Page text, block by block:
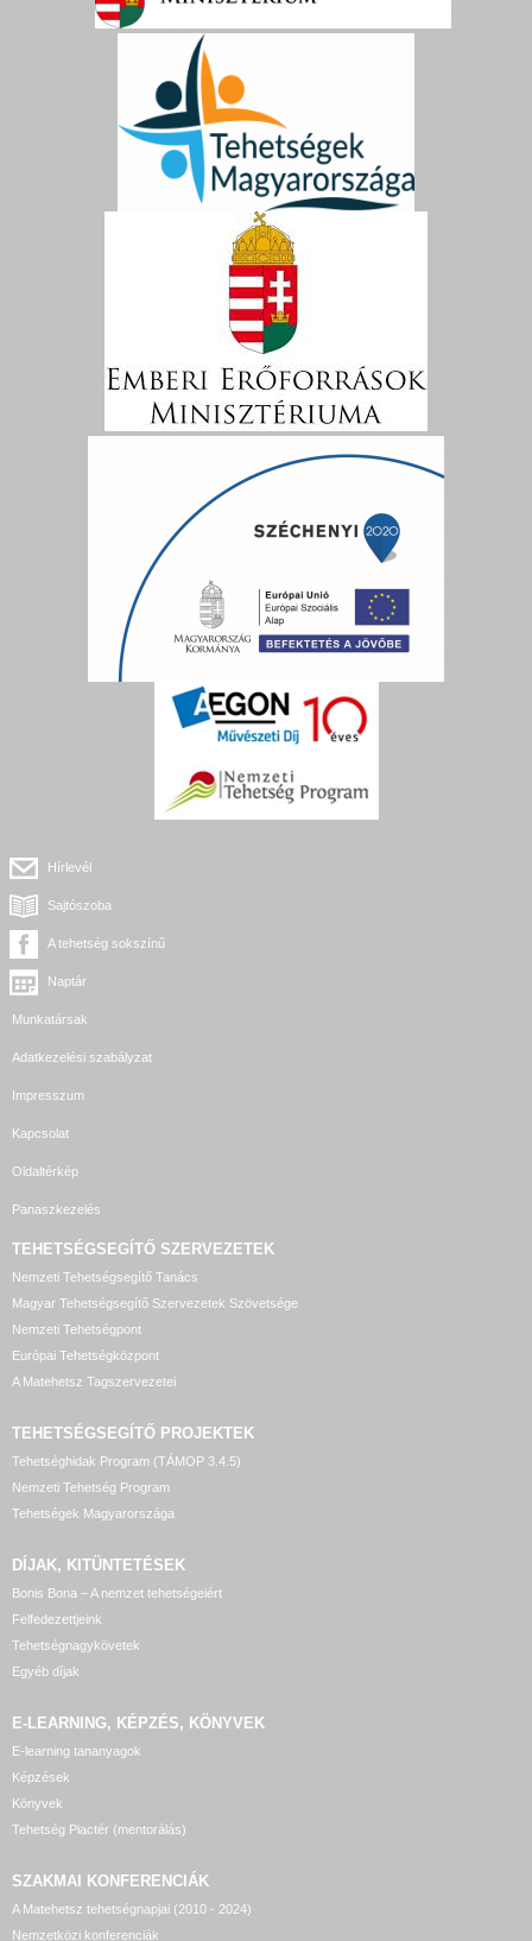
Hírlevél
Sajtószoba
A tehetség sokszínű
Naptár
Munkatársak
Adatkezelési szabályzat
Impresszum
Kapcsolat
Oldaltérkép
Panaszkezelés
TEHETSÉGSEGÍTŐ SZERVEZETEK
Nemzeti Tehetségsegítő Tanács
Magyar Tehetségsegítő Szervezetek Szövetsége
Nemzeti Tehetségpont
Európai Tehetségközpont
A Matehetsz Tagszervezetei
TEHETSÉGSEGÍTŐ PROJEKTEK
Tehetséghidak Program (TÁMOP 3.4.5)
Nemzeti Tehetség Program
Tehetségek Magyarországa
DÍJAK, KITÜNTETÉSEK
Bonis Bona – A nemzet tehetségeiért
Felfedezettjeink
Tehetségnagykövetek
Egyéb díjak
E-LEARNING, KÉPZÉS, KÖNYVEK
E-learning tananyagok
Képzések
Könyvek
Tehetség Piactér (mentorálás)
SZAKMAI KONFERENCIÁK
A Matehetsz tehetségnapjai (2010 - 2024)
Nemzetközi konferenciák